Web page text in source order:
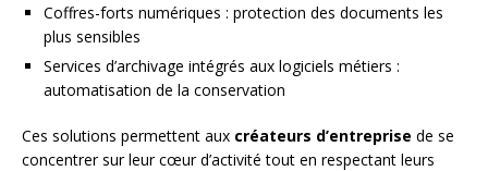
Coffres-forts numériques : protection des documents les
plus sensibles
Services d’archivage intégrés aux logiciels métiers :
automatisation de la conservation
Ces solutions permettent aux créateurs d’entreprise de se
concentrer sur leur cœur d’activité tout en respectant leurs